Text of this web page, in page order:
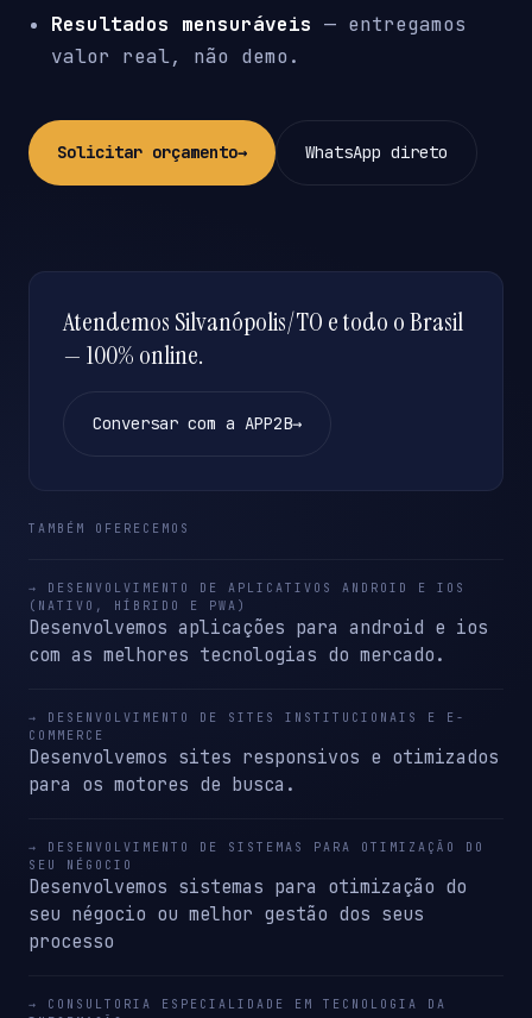
Resultados mensuráveis — entregamos
valor real, não demo.
Solicitar orçamento→ WhatsApp direto
Atendemos Silvanópolis/TO e todo o Brasil
— 100% online.
Conversar com a APP2B→
TAMBÉM OFERECEMOS
→ DESENVOLVIMENTO DE APLICATIVOS ANDROID E IOS
(NATIVO, HÍBRIDO E PWA)
Desenvolvemos aplicações para android e ios
com as melhores tecnologias do mercado.
→ DESENVOLVIMENTO DE SITES INSTITUCIONAIS E E-
COMMERCE
Desenvolvemos sites responsivos e otimizados
para os motores de busca.
→ DESENVOLVIMENTO DE SISTEMAS PARA OTIMIZAÇÃO DO
SEU NÉGOCIO
Desenvolvemos sistemas para otimização do
seu négocio ou melhor gestão dos seus
processo
→ CONSULTORIA ESPECIALIDADE EM TECNOLOGIA DA